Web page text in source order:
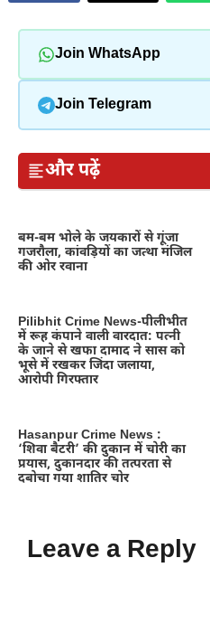
Join WhatsApp
Join Telegram
और पढ़ें
बम-बम भोले के जयकारों से गूंजा
गजरौला, कांवड़ियों का जत्था मंजिल
की ओर रवाना
Pilibhit Crime News-पीलीभीत
में रूह कंपाने वाली वारदात: पत्नी
के जाने से खफा दामाद ने सास को
भूसे में रखकर जिंदा जलाया,
आरोपी गिरफ्तार
Hasanpur Crime News :
‘शिवा बैटरी’ की दुकान में चोरी का
प्रयास, दुकानदार की तत्परता से
दबोचा गया शातिर चोर
Leave a Reply